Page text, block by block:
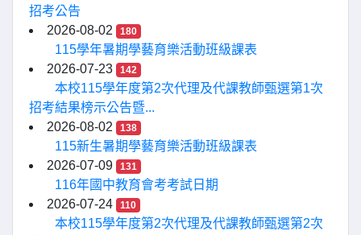
招考公告
2026-08-02
180
115學年暑期學藝育樂活動班級課表
2026-07-23
142
本校115學年度第2次代理及代課教師甄選第1次
招考結果榜示公告暨...
2026-08-02
138
115新生暑期學藝育樂活動班級課表
2026-07-09
131
116年國中教育會考考試日期
2026-07-24
110
本校115學年度第2次代理及代課教師甄選第2次